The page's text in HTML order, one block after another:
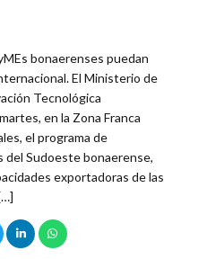
bonaerenses puedan
El Ministerio de
Tecnológica
en la Zona Franca
el programa de
del Sudoeste bonaerense,
exportadoras de las